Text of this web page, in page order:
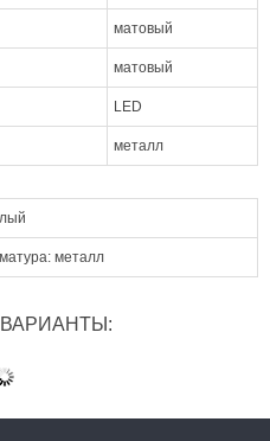
матовый
матовый
LED
металл
металл